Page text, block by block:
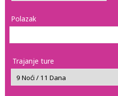
Polazak
Trajanje ture